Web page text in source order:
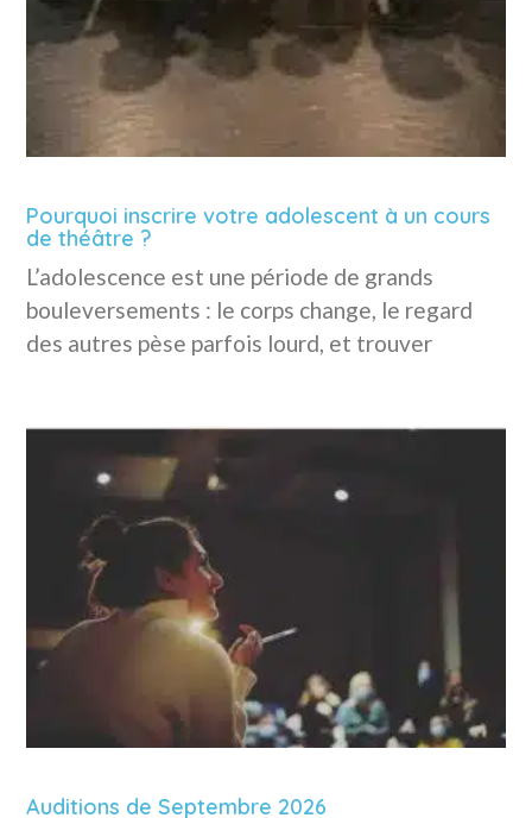
Pourquoi inscrire votre adolescent à un cours
de théâtre ?
L’adolescence est une période de grands
bouleversements : le corps change, le regard
des autres pèse parfois lourd, et trouver
Auditions de Septembre 2026